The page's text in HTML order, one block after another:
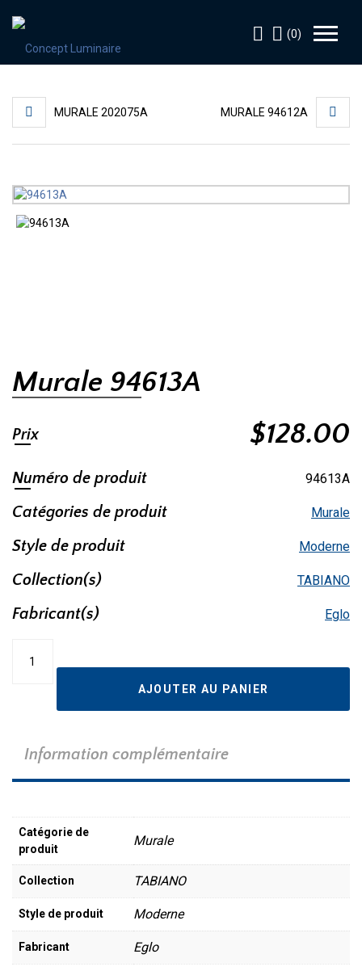
(0)
MURALE 202075A MURALE 94612A
Murale 94613A
Prix $128.00
Numéro de produit 94613A
Catégories de produit Murale
Style de produit Moderne
Collection(s) TABIANO
Fabricant(s) Eglo
AJOUTER AU PANIER
Information complémentaire
Catégorie de
produit
Murale
Collection TABIANO
Style de produit Moderne
Fabricant Eglo